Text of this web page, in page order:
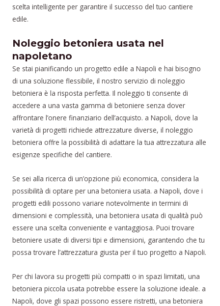
scelta intelligente per garantire il successo del tuo cantiere
edile.
Noleggio betoniera usata nel
napoletano
Se stai pianificando un progetto edile a Napoli e hai bisogno
di una soluzione flessibile, il nostro servizio di noleggio
betoniera è la risposta perfetta. Il noleggio ti consente di
accedere a una vasta gamma di betoniere senza dover
affrontare l’onere finanziario dell’acquisto. a Napoli, dove la
varietà di progetti richiede attrezzature diverse, il noleggio
betoniera offre la possibilità di adattare la tua attrezzatura alle
esigenze specifiche del cantiere.
Se sei alla ricerca di un’opzione più economica, considera la
possibilità di optare per una betoniera usata. a Napoli, dove i
progetti edili possono variare notevolmente in termini di
dimensioni e complessità, una betoniera usata di qualità può
essere una scelta conveniente e vantaggiosa. Puoi trovare
betoniere usate di diversi tipi e dimensioni, garantendo che tu
possa trovare l’attrezzatura giusta per il tuo progetto a Napoli.
Per chi lavora su progetti più compatti o in spazi limitati, una
betoniera piccola usata potrebbe essere la soluzione ideale. a
Napoli, dove gli spazi possono essere ristretti, una betoniera